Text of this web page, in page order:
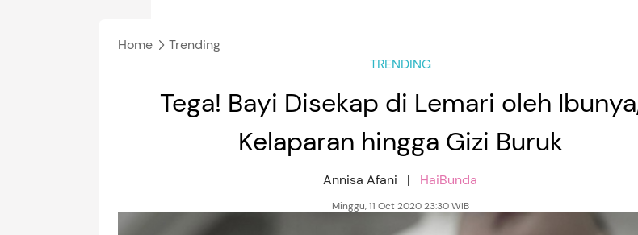
Home
Trending
TRENDING
Tega! Bayi Disekap di Lemari oleh
Kelaparan hingga Gizi Buruk
Annisa Afani | HaiBunda
Minggu, 11 Oct 2020 23:30 WIB